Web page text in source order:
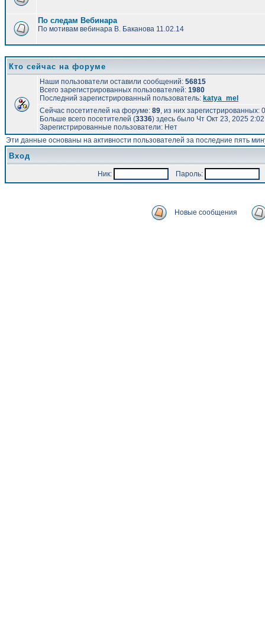
По следам Вебинара
По мотивам вебинара В. Баканова 11.02.14
Кто сейчас на форуме
Наши пользователи оставили сообщений: 56815
Всего зарегистрированных пользователей: 1980
Последний зарегистрированный пользователь: katya_mel
Сейчас посетителей на форуме: 89, из них
Больше всего посетителей (3336) здесь было Чт Окт 23, 2025
Зарегистрированные пользователи: Нет
Эти данные основаны на активности пользователей за последние пять
Вход
Ник: Пароль:
Новые сообщения